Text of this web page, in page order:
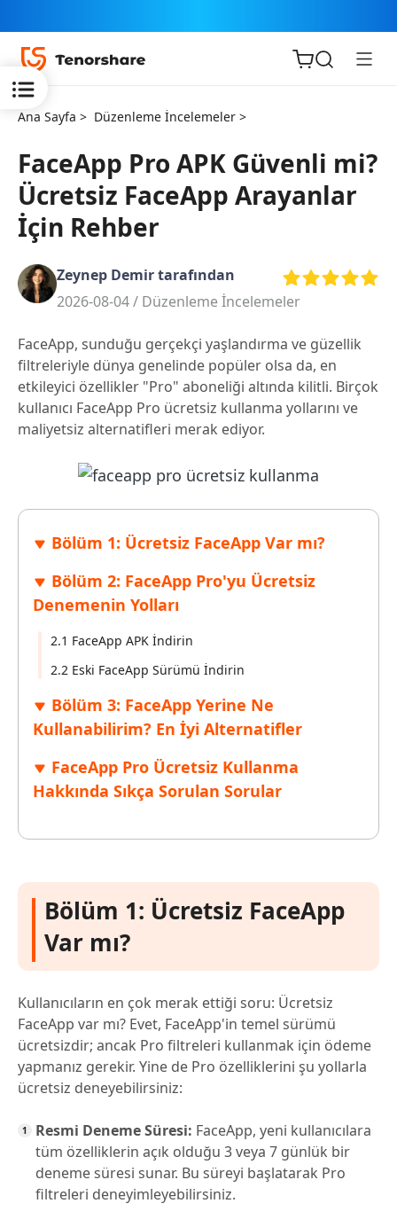
iOS için
ReiBoot
Tenorshare
PDNob
iAnyGo
Ana Sayfa > Düzenleme İncelemeler >
FaceApp Pro APK Güvenli mi?
Ücretsiz FaceApp Arayanlar
İçin Rehber
Zeynep Demir tarafından
2026-08-04 / Düzenleme İncelemeler
FaceApp, sunduğu gerçekçi yaşlandırma ve güzellik
filtreleriyle dünya genelinde popüler olsa da, en
etkileyici özellikler "Pro" aboneliği altında kilitli. Birçok
kullanıcı FaceApp Pro ücretsiz kullanma yollarını ve
maliyetsiz alternatifleri merak ediyor.
Bölüm 1: Ücretsiz FaceApp Var mı?
Bölüm 2: FaceApp Pro'yu Ücretsiz
Denemenin Yolları
2.1 FaceApp APK İndirin
2.2 Eski FaceApp Sürümü İndirin
Bölüm 3: FaceApp Yerine Ne
Kullanabilirim? En İyi Alternatifler
FaceApp Pro Ücretsiz Kullanma
Hakkında Sıkça Sorulan Sorular
Bölüm 1: Ücretsiz FaceApp
Var mı?
Kullanıcıların en çok merak ettiği soru: Ücretsiz
FaceApp var mı? Evet, FaceApp'in temel sürümü
ücretsizdir; ancak Pro filtreleri kullanmak için ödeme
yapmanız gerekir. Yine de Pro özelliklerini şu yollarla
ücretsiz deneyebilirsiniz:
Resmi Deneme Süresi: FaceApp, yeni kullanıcılara
tüm özelliklerin açık olduğu 3 veya 7 günlük bir
deneme süresi sunar. Bu süreyi başlatarak Pro
filtreleri deneyimleyebilirsiniz.